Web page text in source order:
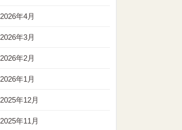
2026年4月
2026年3月
2026年2月
2026年1月
2025年12月
2025年11月